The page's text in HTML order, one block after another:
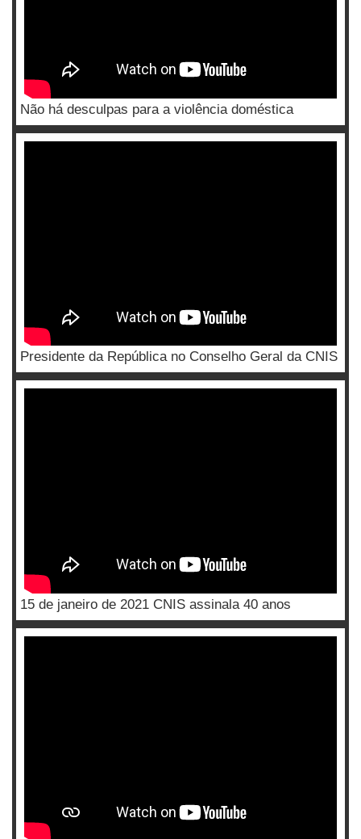
Não há desculpas para a violência doméstica
Presidente da República no Conselho Geral da CNIS
15 de janeiro de 2021 CNIS assinala 40 anos